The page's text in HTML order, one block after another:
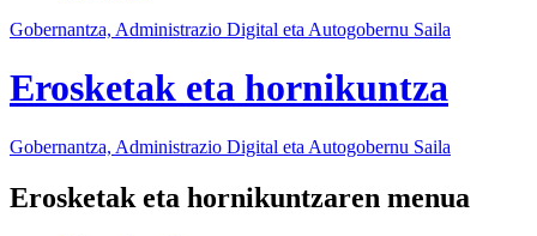
Gobernantza, Administrazio Digital eta Autogobernu Saila
Erosketak eta hornikuntza
Gobernantza, Administrazio Digital eta Autogobernu Saila
Erosketak eta hornikuntzaren menua